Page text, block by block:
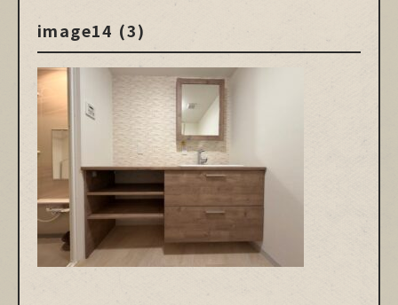
image14 (3)